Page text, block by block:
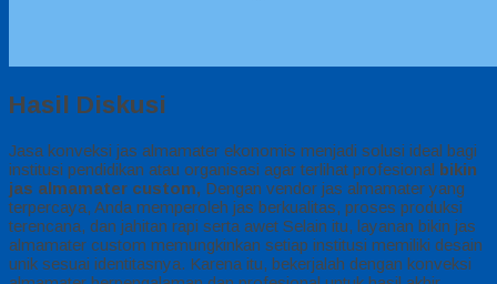
Hasil Diskusi
Jasa konveksi jas almamater ekonomis menjadi solusi ideal bagi
institusi pendidikan atau organisasi agar terlihat profesional bikin
jas almamater custom, Dengan vendor jas almamater yang
terpercaya, Anda memperoleh jas berkualitas, proses produksi
terencana, dan jahitan rapi serta awet Selain itu, layanan bikin jas
almamater custom memungkinkan setiap institusi memiliki desain
unik sesuai identitasnya. Karena itu, bekerjalah dengan konveksi